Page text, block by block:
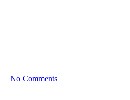
No Comments